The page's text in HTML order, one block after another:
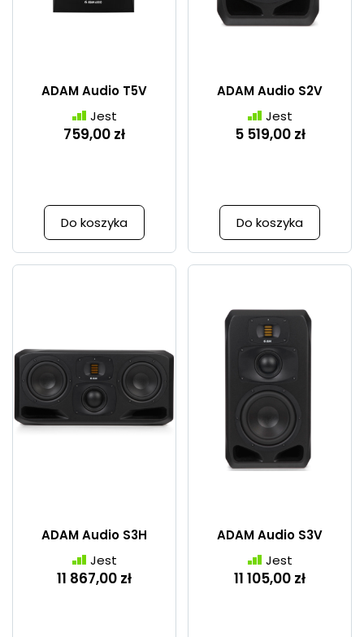
ADAM Audio T5V
Jest
759,00 zł
Do koszyka
ADAM Audio S2V
Jest
5 519,00 zł
Do koszyka
ADAM Audio S3H
Jest
11 867,00 zł
ADAM Audio S3V
Jest
11 105,00 zł